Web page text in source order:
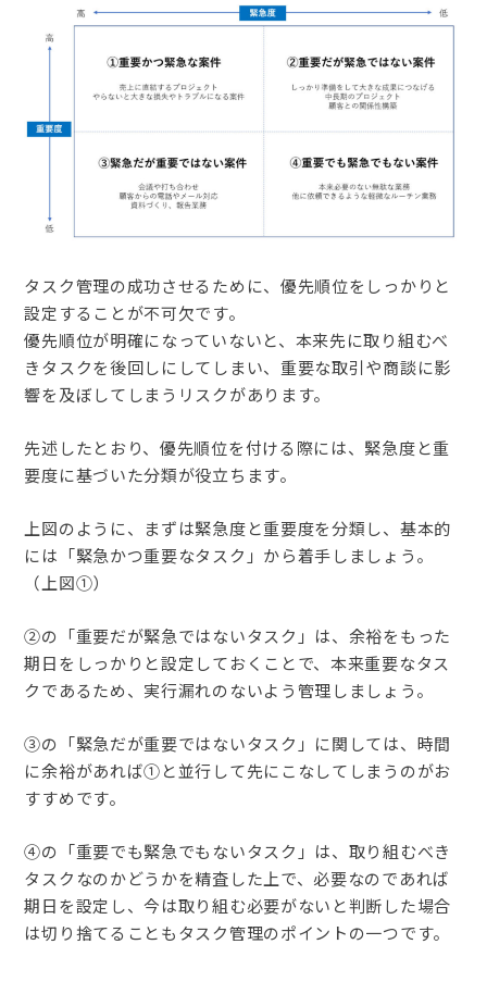
タスク管理の成功させるために、優先順位をしっかりと
設定することが不可欠です。
優先順位が明確になっていないと、本来先に取り組むべ
きタスクを後回しにしてしまい、重要な取引や商談に影
響を及ぼしてしまうリスクがあります。
先述したとおり、優先順位を付ける際には、緊急度と重
要度に基づいた分類が役立ちます。
上図のように、まずは緊急度と重要度を分類し、基本的
には「緊急かつ重要なタスク」から着手しましょう。
（上図①）
②の「重要だが緊急ではないタスク」は、余裕をもった
期日をしっかりと設定しておくことで、本来重要なタス
クであるため、実行漏れのないよう管理しましょう。
③の「緊急だが重要ではないタスク」に関しては、時間
に余裕があれば①と並行して先にこなしてしまうのがお
すすめです。
④の「重要でも緊急でもないタスク」は、取り組むべき
タスクなのかどうかを精査した上で、必要なのであれば
期日を設定し、今は取り組む必要がないと判断した場合
は切り捨てることもタスク管理のポイントの一つです。